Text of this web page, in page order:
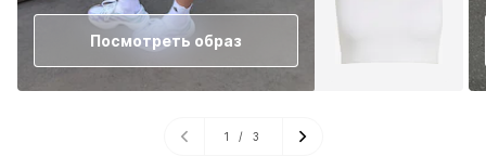
Посмотреть образ
1 / 3